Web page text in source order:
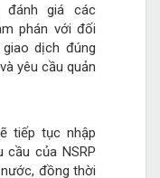
đánh giá các
phán với đối
dịch đúng
yêu cầu quản
tiếp tục nhập
của NSRP
đồng thời